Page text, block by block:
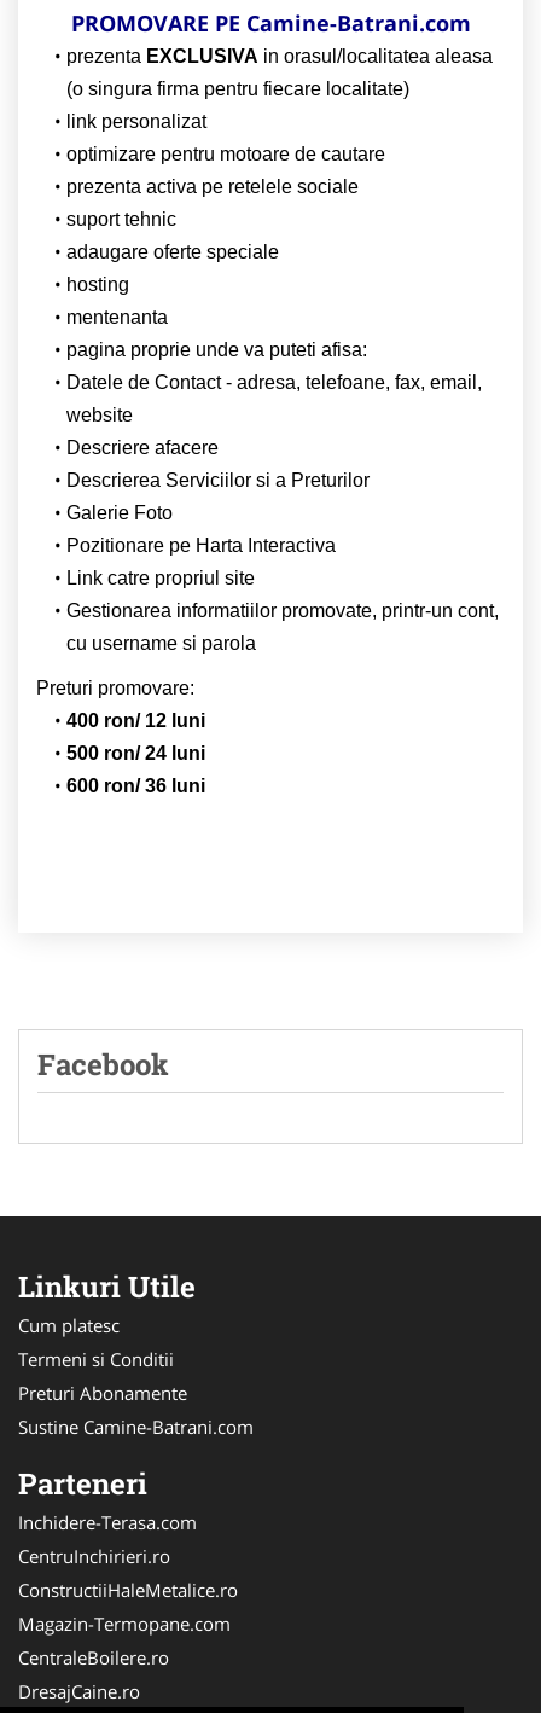
PROMOVARE PE Camine-Batrani.com
prezenta EXCLUSIVA in orasul/localitatea aleasa
(o singura firma pentru fiecare localitate)
link personalizat
optimizare pentru motoare de cautare
prezenta activa pe retelele sociale
suport tehnic
adaugare oferte speciale
hosting
mentenanta
pagina proprie unde va puteti afisa:
Datele de Contact - adresa, telefoane, fax, email,
website
Descriere afacere
Descrierea Serviciilor si a Preturilor
Galerie Foto
Pozitionare pe Harta Interactiva
Link catre propriul site
Gestionarea informatiilor promovate, printr-un cont,
cu username si parola
Preturi promovare:
400 ron/ 12 luni
500 ron/ 24 luni
600 ron/ 36 luni
Facebook
Linkuri Utile
Cum platesc
Termeni si Conditii
Preturi Abonamente
Sustine Camine-Batrani.com
Parteneri
Inchidere-Terasa.com
CentruInchirieri.ro
ConstructiiHaleMetalice.ro
Magazin-Termopane.com
CentraleBoilere.ro
DresajCaine.ro